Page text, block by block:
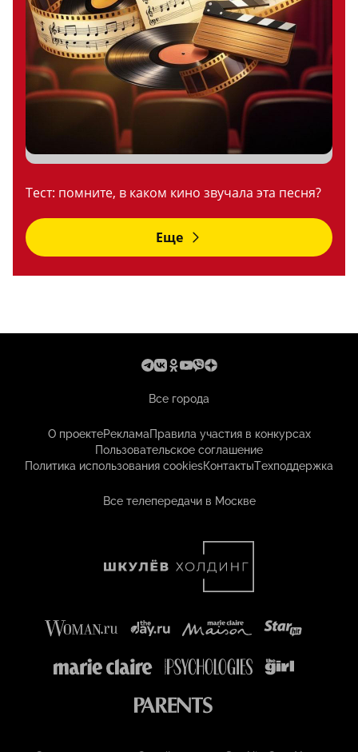
Тест: помните, в каком кино звучала эта песня?
Еще
Все города
О проектеРекламаПравила участия в конкурсах
Пользовательское соглашение
Политика использования cookiesКонтактыТехподдержка
Все телепередачи в Москве